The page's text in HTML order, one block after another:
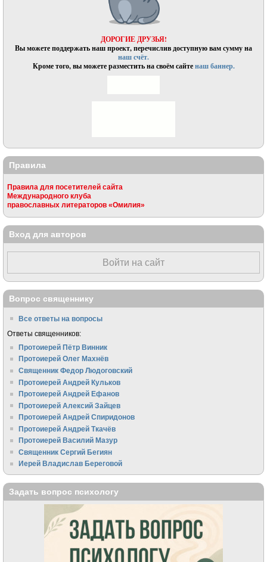
ДОРОГИЕ ДРУЗЬЯ!
Вы можете поддержать наш проект, перечислив доступную вам сумму на
наш счёт.
Кроме того, вы можете разместить на своём сайтенаш баннер.
Правила
Правила для посетителей сайта
Международного клуба
православных литераторов «Омилия»
Вход для авторов
Войти на сайт
Вопрос священнику
Все ответы на вопросы
Ответы священников:
Протоиерей Пётр Винник
Протоиерей Олег Махнёв
Священник Федор Людоговский
Протоиерей Андрей Кульков
Протоиерей Андрей Ефанов
Протоиерей Алексий Зайцев
Протоиерей Андрей Спиридонов
Протоиерей Андрей Ткачёв
Протоиерей Василий Мазур
Священник Сергий Бегиян
Иерей Владислав Береговой
Задать вопрос психологу